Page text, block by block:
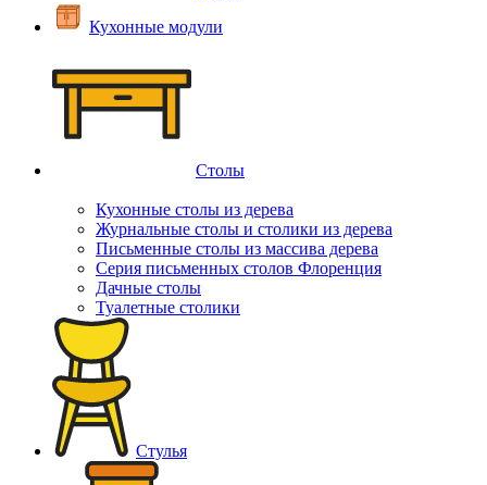
Кухонные модули
Столы
Кухонные столы из дерева
Журнальные столы и столики из дерева
Письменные столы из массива дерева
Серия письменных столов Флоренция
Дачные столы
Туалетные столики
Стулья